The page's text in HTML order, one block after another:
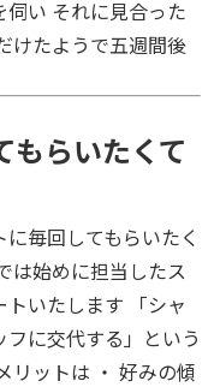
伺い それに見合った
けたようで五週間後
もらいたくて
毎回してもらいたく
は始めに担当したス
いたします 「シャ
に交代する」という
リットは ・ 好みの傾